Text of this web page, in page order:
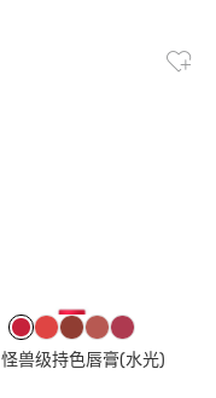
怪兽级持色唇膏(水光)